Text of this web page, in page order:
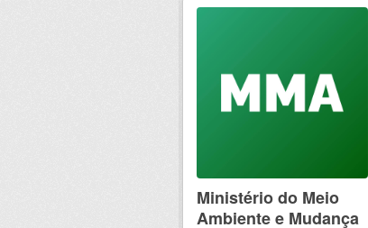
Ministério do Meio
Ambiente e Mudança